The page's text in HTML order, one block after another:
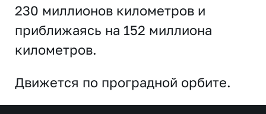
230 миллионов километров и
приближаясь на 152 миллиона
километров.
Движется по проградной орбите.